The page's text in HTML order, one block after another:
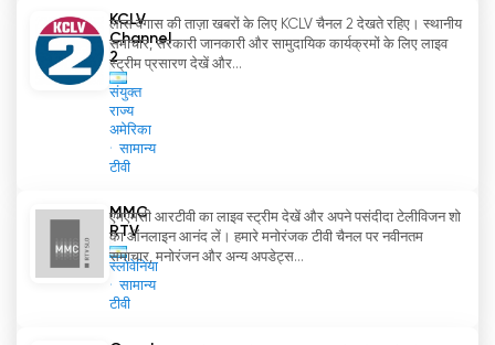
KCLV
Channel
2
संयुक्त
राज्य
अमेरिका
सामान्य
टीवी
लास वेगास की ताज़ा खबरों के लिए KCLV चैनल 2 देखते रहिए। स्थानीय
समाचार, सरकारी जानकारी और सामुदायिक कार्यक्रमों के लिए लाइव
स्ट्रीम प्रसारण देखें और...
MMC
RTV
स्लोवेनिया
सामान्य
टीवी
एमएमसी आरटीवी का लाइव स्ट्रीम देखें और अपने पसंदीदा टेलीविजन शो
का ऑनलाइन आनंद लें। हमारे मनोरंजक टीवी चैनल पर नवीनतम
समाचार, मनोरंजन और अन्य अपडेट्स...